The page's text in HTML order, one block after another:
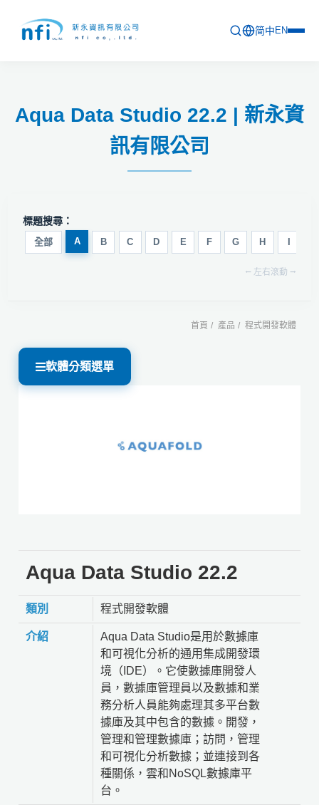
Aqua Data Studio 22.2 | 新永資
訊有限公司
最新活動
產品列表
軟體更新資訊
問卷
简中EN
標題搜尋：
全部 A B C D E F G H
⭠ 左右滾動 ⭢
首頁 產品 程式開發軟體
軟體分類選單
Aqua Data Studio 22.2
類別 程式開發軟體
介紹
Aqua Data Studio是用於數據庫
和可視化分析的通用集成開發環
境（IDE）。它使數據庫開發人
員，數據庫管理員以及數據和業
務分析人員能夠處理其多平台數
據庫及其中包含的數據。開發，
管理和管理數據庫；訪問，管理
和可視化分析數據；並連接到各
種關係，雲和NoSQL數據庫平
台。